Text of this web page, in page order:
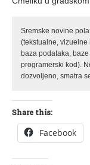
Sremske novine
(tekstualne,
baza podataka,
programerski kod).
dozvoljeno, smatra
Share this:
Facebook